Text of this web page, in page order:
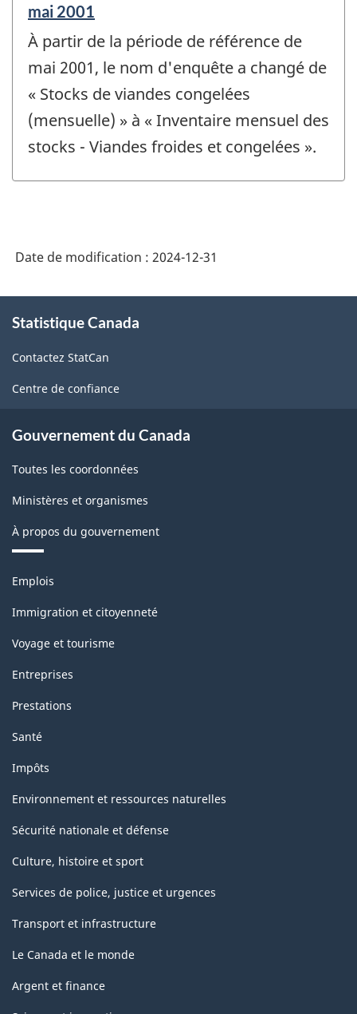
-
Période
de
référence
de
changement
-
mai 2001
À partir de la période de référence de
mai 2001, le nom d'enquête a changé de
« Stocks de viandes congelées
(mensuelle) » à « Inventaire mensuel des
stocks - Viandes froides et congelées ».
Date de modification : 2024-12-31
propos
ce
site
Statistique Canada
Contactez StatCan
Centre de confiance
Gouvernement du Canada
Toutes les coordonnées
Ministères et organismes
À propos du gouvernement
Thèmes
sujets
Emplois
Immigration et citoyenneté
Voyage et tourisme
Entreprises
Prestations
Santé
Impôts
Environnement et ressources naturelles
Sécurité nationale et défense
Culture, histoire et sport
Services de police, justice et urgences
Transport et infrastructure
Le Canada et le monde
Argent et finance